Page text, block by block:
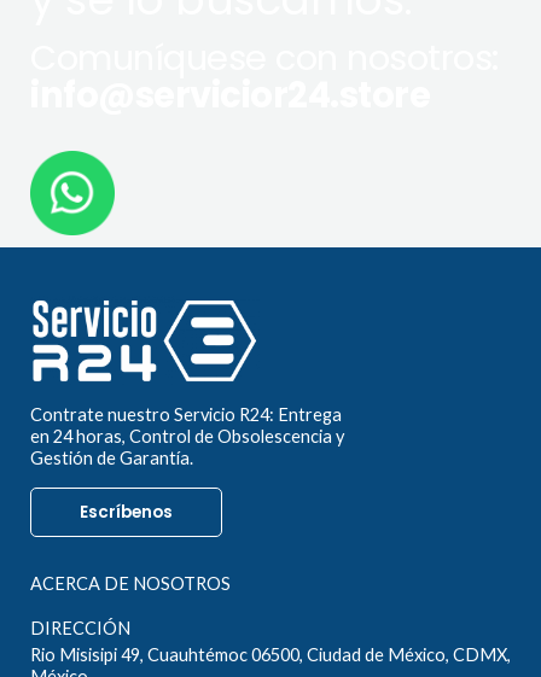
Contrate nuestro Servicio R24: Entrega
en 24 horas, Control de Obsolescencia y
Gestión de Garantía.
Escríbenos
ACERCA DE NOSOTROS
DIRECCIÓN
Rio Misisipi 49, Cuauhtémoc 06500, Ciudad de México, CDMX,